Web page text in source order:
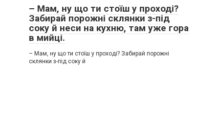
– Мам, ну що ти стоїш у проході?
Забирай порожні склянки з-під
соку й неси на кухню, там уже гора
в мийці.
– Мам, ну що ти стоїш у проході? Забирай порожні
склянки з-під соку й